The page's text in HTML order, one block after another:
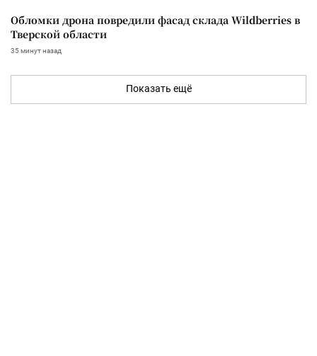
Обломки дрона повредили фасад склада Wildberries в
Тверской области
35 минут назад
Показать ещё